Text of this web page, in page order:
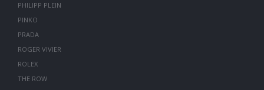
PHILIPP PLEIN
PINKO
PRADA
ROGER VIVIER
ROLEX
THE ROW